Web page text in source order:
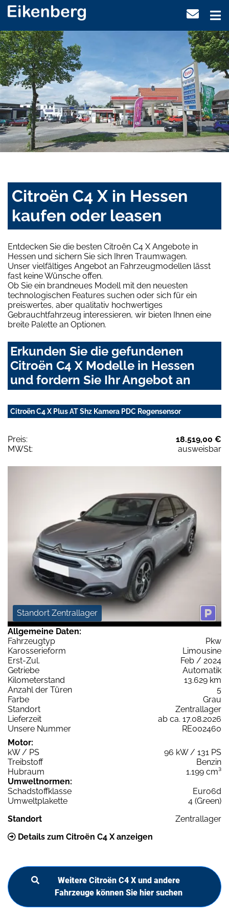
Citroën C4 X in Hessen
kaufen oder leasen
Entdecken Sie die besten Citroën C4 X Angebote in
Hessen und sichern Sie sich Ihren Traumwagen.
Unser vielfältiges Angebot an Fahrzeugmodellen lässt
fast keine Wünsche offen.
Ob Sie ein brandneues Modell mit den neuesten
technologischen Features suchen oder sich für ein
preiswertes, aber qualitativ hochwertiges
Gebrauchtfahrzeug interessieren, wir bieten Ihnen eine
breite Palette an Optionen.
Erkunden Sie die gefundenen
Citroën C4 X Modelle in Hessen
und fordern Sie Ihr Angebot an
Citroën C4 X Plus AT Shz Kamera PDC Regensensor
Preis:
18.519,00 €
MWSt:
ausweisbar
Standort Zentrallager
Allgemeine Daten:
Fahrzeugtyp
Pkw
Karosserieform
Limousine
Erst-Zul.
Feb / 2024
Getriebe
Automatik
Kilometerstand
13.629 km
Anzahl der Türen
5
Farbe
Grau
Standort
Zentrallager
Lieferzeit
ab ca. 17.08.2026
Unsere Nummer
RE002460
Motor:
kW / PS
96 kW / 131 PS
Treibstoff
Benzin
Hubraum
1.199 cm³
Umweltnormen:
Schadstoffklasse
Euro6d
Umweltplakette
4 (Green)
Standort
Zentrallager
Details zum Citroën C4 X anzeigen
Weitere Citroën C4 X und andere
Fahrzeuge können Sie hier suchen